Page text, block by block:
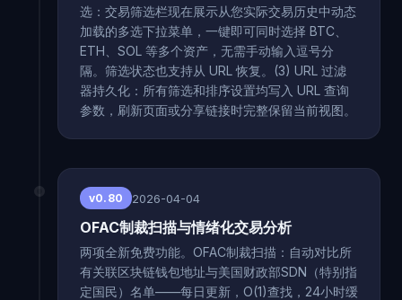
选：交易筛选栏现在展示从您实际交易历史中动态
加载的多选下拉菜单，一键即可同时选择 BTC、
ETH、SOL 等多个资产，无需手动输入逗号分
隔。筛选状态也支持从 URL 恢复。(3) URL 过滤
器持久化：所有筛选和排序设置均写入 URL 查询
参数，刷新页面或分享链接时完整保留当前视图。
v0.80 2026-04-04
OFAC制裁扫描与情绪化交易分析
两项全新免费功能。OFAC制裁扫描：自动对比所
有关联区块链钱包地址与美国财政部SDN（特别指
定国民）名单——每日更新，O(1)查找，24小时缓